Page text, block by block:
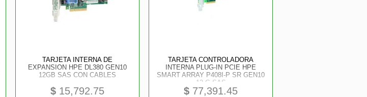
TARJETA INTERNA DE
EXPANSION HPE DL380 GEN10
12GB SAS CON CABLES
$ 15,792.75
TARJETA CONTROLADORA
INTERNA PLUG-IN PCIE HPE
SMART ARRAY P408I-P SR GEN10
12 G SAS
$ 77,391.45